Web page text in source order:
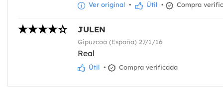
Ver original • Útil • Compra
JULEN
Gipuzcoa (España) 27/1/16
Real
Útil • Compra verificada